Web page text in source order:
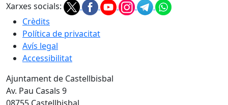
Xarxes socials:
Crèdits
Política de privacitat
Avís legal
Accessibilitat
Ajuntament de Castellbisbal
Av. Pau Casals 9